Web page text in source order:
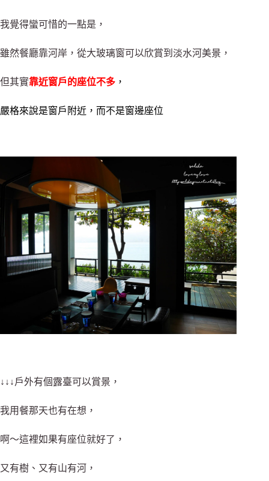
我覺得蠻可惜的一點是，
雖然餐廳靠河岸，從大玻璃窗可以欣賞到淡水河美景，
但其實靠近窗戶的座位不多 ，
嚴格來說是窗戶附近，而不是窗邊座位
↓↓↓戶外有個露臺可以賞景，
我用餐那天也有在想，
啊～這裡如果有座位就好了，
又有樹、又有山有河，